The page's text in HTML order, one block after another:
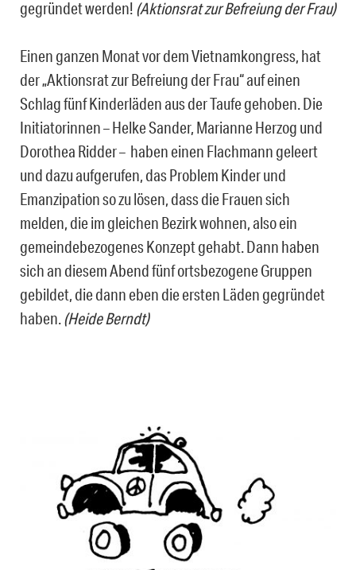
gegründet werden! (Aktionsrat zur Befreiung der Frau)
Einen ganzen Monat vor dem Vietnamkongress, hat
der „Aktionsrat zur Befreiung der Frau“ auf einen
Schlag fünf Kinderläden aus der Taufe gehoben. Die
Initiatorinnen – Helke Sander, Marianne Herzog und
Dorothea Ridder – haben einen Flachmann geleert
und dazu aufgerufen, das Problem Kinder und
Emanzipation so zu lösen, dass die Frauen sich
melden, die im gleichen Bezirk wohnen, also ein
gemeindebezogenes Konzept gehabt. Dann haben
sich an diesem Abend fünf ortsbezogene Gruppen
gebildet, die dann eben die ersten Läden gegründet
haben. (Heide Berndt)